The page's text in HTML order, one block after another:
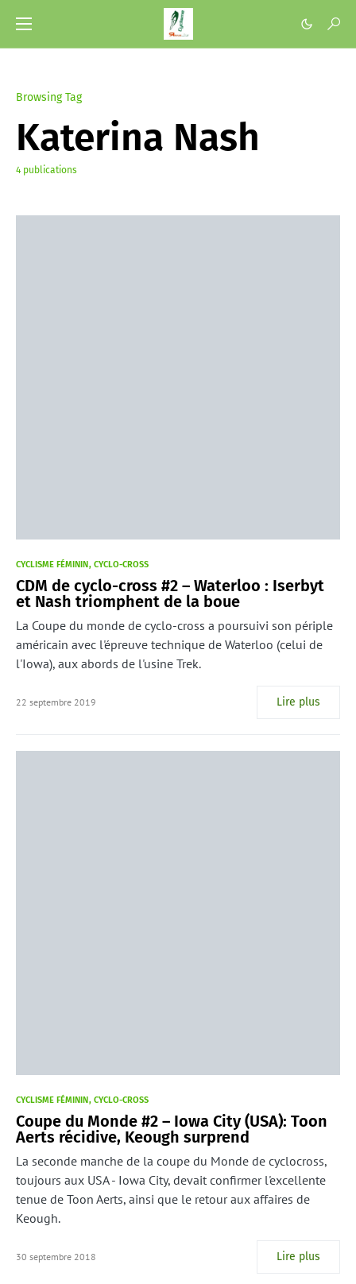
Browsing Tag
Katerina Nash
4 publications
CYCLISME FÉMININ CYCLO-CROSS
CDM de cyclo-cross #2 – Waterloo : Iserbyt
et Nash triomphent de la boue
La Coupe du monde de cyclo-cross a poursuivi son périple
américain avec l'épreuve technique de Waterloo (celui de
l'Iowa), aux abords de l'usine Trek.
22 septembre 2019 Lire plus
CYCLISME FÉMININ CYCLO-CROSS
Coupe du Monde #2 – Iowa City (USA): Toon
Aerts récidive, Keough surprend
La seconde manche de la coupe du Monde de cyclocross,
toujours aux USA - Iowa City, devait confirmer l'excellente
tenue de Toon Aerts, ainsi que le retour aux affaires de
Keough.
30 septembre 2018 Lire plus